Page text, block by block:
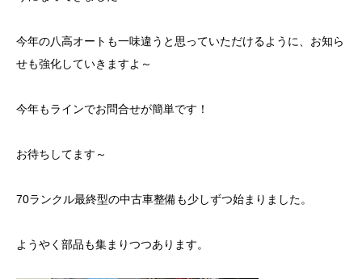
今年の八高オートも一味違うと思っていただけるように、お知ら
せも強化していきますよ～
今年もラインでお問合せが簡単です！
お待ちしてます～
70ランクル最終型の中古車整備も少しずつ始まりました。
ようやく部品も集まりつつあります。